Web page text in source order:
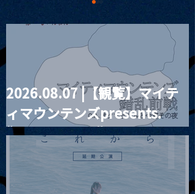
2026.01.04 |【観覧】ヤ
マトパンクス
Live&Talk『酔心新年
会-2026良心宴-』
2026.08.07 |【観覧】マイテ
ィマウンテンズpresents.
“HALL-IN-ONE”